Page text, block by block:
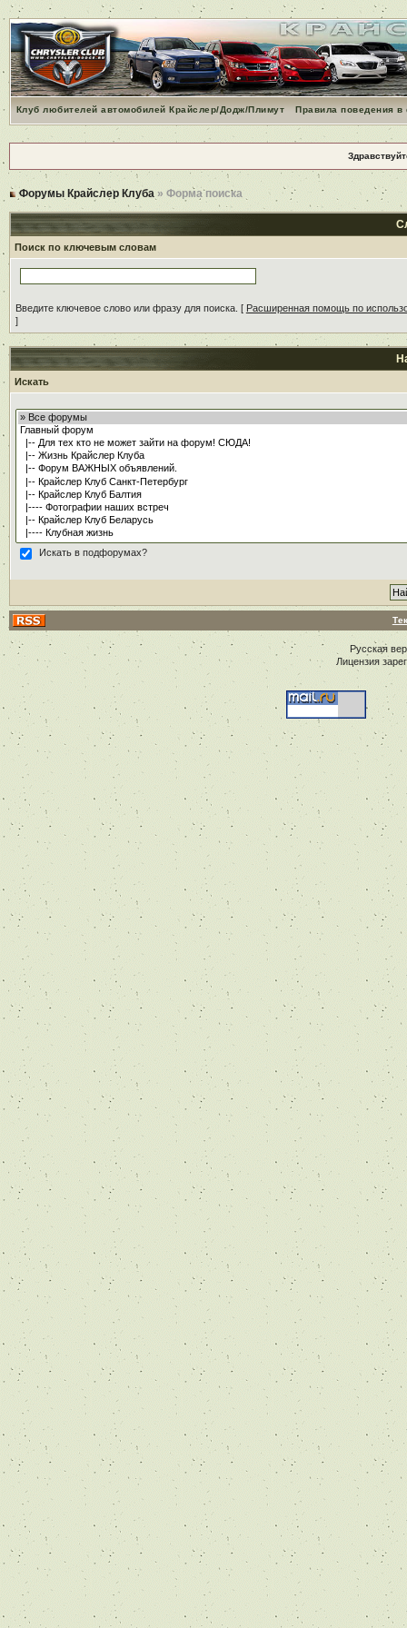
Клуб любителей автомобилей Крайслер/Додж/Плимут Правила поведения
Форумы Крайслер Клуба » Форма поиска
Поиск по ключевым словам
Введите ключевое слово или фразу для поиска. [ Расширенная помощь по
]
Искать
Искать в подфорумах?
Русская
Лицензия